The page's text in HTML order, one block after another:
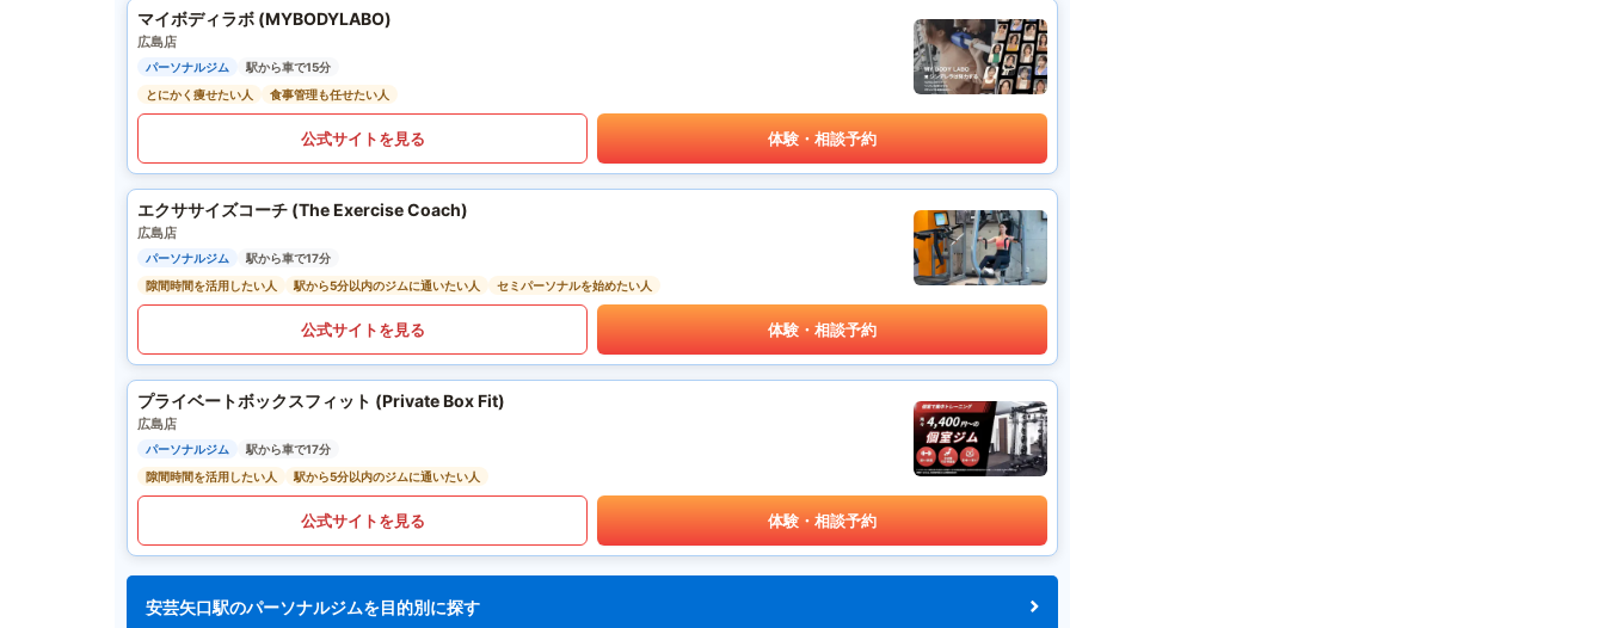
マイボディラボ (MYBODYLABO)
広島店
パーソナルジム
駅から車で15分
とにかく痩せたい人
食事管理も任せたい人
公式サイトを見る 体験・相談予約
エクササイズコーチ (The Exercise Coach)
広島店
パーソナルジム
駅から車で17分
隙間時間を活用したい人
駅から5分以内のジムに通いたい人 セミパーソナルを始めたい人
公式サイトを見る 体験・相談予約
プライベートボックスフィット (Private Box Fit)
広島店
パーソナルジム
駅から車で17分
隙間時間を活用したい人
駅から5分以内のジムに通いたい人
公式サイトを見る 体験・相談予約
安芸矢口駅のパーソナルジムを目的別に探す